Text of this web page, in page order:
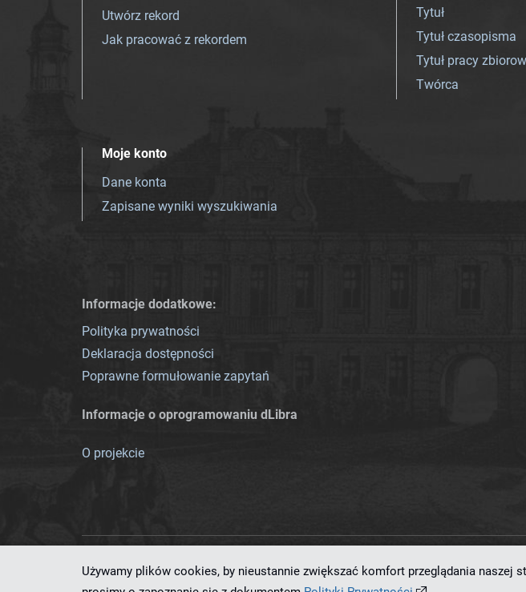
Utwórz rekord
Jak pracować z rekordem
Tytuł
Tytuł czasopisma
Tytuł pracy
Twórca
Moje konto
Dane konta
Zapisane wyniki wyszukiwania
Informacje dodatkowe:
Polityka prywatności
Deklaracja dostępności
Poprawne formułowanie zapytań
Informacje o oprogramowaniu dLibra
O projekcie
Ten serwis działa dzięki oprogramowaniudLibra 7.0.0-SNAPSHOT
Używamy plików cookies, by nieustannie zwiększać komfort przeglądania naszej